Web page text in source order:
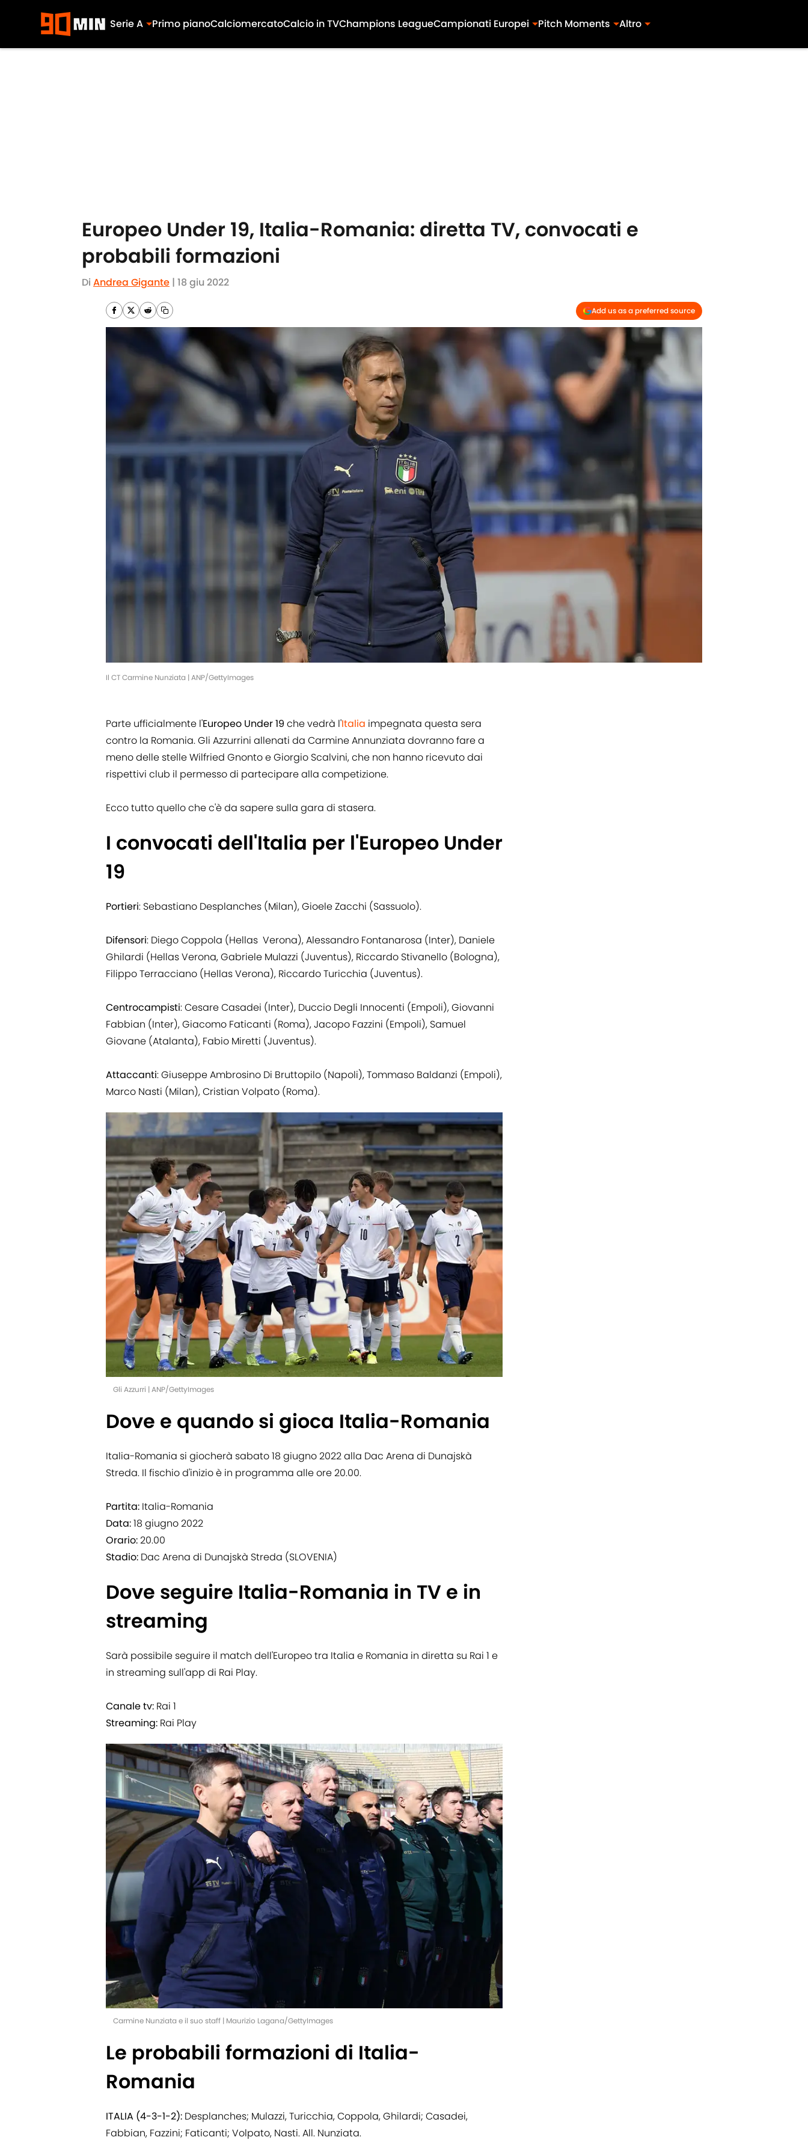
Serie A Primo pianoCalciomercatoCalcio in TVChampions LeagueCampionati Europei Pitch Moments Altro
Europeo Under 19, Italia-Romania: diretta TV, convocati e
probabili formazioni
Di Andrea Gigante | 18 giu 2022
Add us as a preferred source
Il CT Carmine Nunziata | ANP/GettyImages
Parte ufficialmente l'Europeo Under 19 che vedrà l'Italia impegnata questa sera
contro la Romania. Gli Azzurrini allenati da Carmine Annunziata dovranno fare a
meno delle stelle Wilfried Gnonto e Giorgio Scalvini, che non hanno ricevuto dai
rispettivi club il permesso di partecipare alla competizione.
Ecco tutto quello che c'è da sapere sulla gara di stasera.
I convocati dell'Italia per l'Europeo Under
19
Portieri: Sebastiano Desplanches (Milan), Gioele Zacchi (Sassuolo).
Difensori: Diego Coppola (Hellas Verona), Alessandro Fontanarosa (Inter), Daniele
Ghilardi (Hellas Verona, Gabriele Mulazzi (Juventus), Riccardo Stivanello (Bologna),
Filippo Terracciano (Hellas Verona), Riccardo Turicchia (Juventus).
Centrocampisti: Cesare Casadei (Inter), Duccio Degli Innocenti (Empoli), Giovanni
Fabbian (Inter), Giacomo Faticanti (Roma), Jacopo Fazzini (Empoli), Samuel
Giovane (Atalanta), Fabio Miretti (Juventus).
Attaccanti: Giuseppe Ambrosino Di Bruttopilo (Napoli), Tommaso Baldanzi (Empoli),
Marco Nasti (Milan), Cristian Volpato (Roma).
Gli Azzurri | ANP/GettyImages
Dove e quando si gioca Italia-Romania
Italia-Romania si giocherà sabato 18 giugno 2022 alla Dac Arena di Dunajskà
Streda. Il fischio d'inizio è in programma alle ore 20.00.
Partita: Italia-Romania
Data:18 giugno 2022
Orario:20.00
Stadio: Dac Arena di Dunajskà Streda (SLOVENIA)
Dove seguire Italia-Romania in TV e in
streaming
Sarà possibile seguire il match dell'Europeo tra Italia e Romania in diretta su Rai 1 e
in streaming sull'app di Rai Play.
Canale tv: Rai 1
Streaming: Rai Play
Carmine Nunziata e il suo staff | Maurizio Lagana/GettyImages
Le probabili formazioni di Italia-
Romania
ITALIA (4-3-1-2): Desplanches; Mulazzi, Turicchia, Coppola, Ghilardi; Casadei,
Fabbian, Fazzini; Faticanti; Volpato, Nasti. All. Nunziata.